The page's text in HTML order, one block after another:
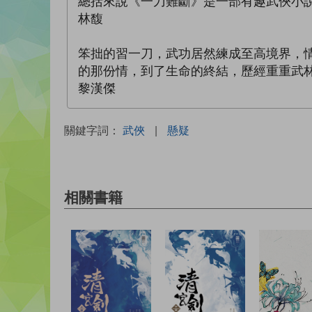
林馥
笨拙的習一刀，武功居然練成至高境界，
的那份情，到了生命的終結，歷經重重武
黎漢傑
關鍵字詞： 武俠 | 懸疑
相關書籍